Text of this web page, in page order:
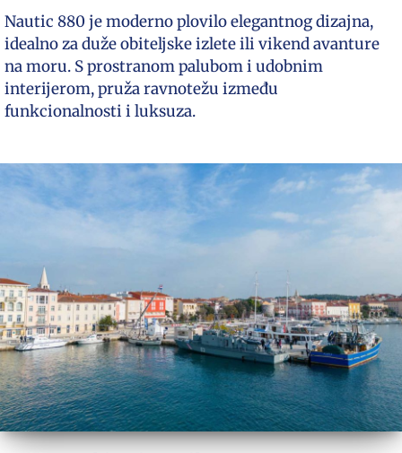
Nautic 880 je moderno plovilo elegantnog dizajna,
idealno za duže obiteljske izlete ili vikend avanture
na moru. S prostranom palubom i udobnim
interijerom, pruža ravnotežu između
funkcionalnosti i luksuza.